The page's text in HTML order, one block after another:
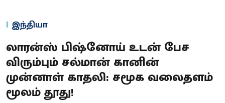
இந்தியா
லாரன்ஸ் பிஷ்னோய் உடன் பேச
விரும்பும் சல்மான் கானின்
முன்னாள் காதலி: சமூக வலைதளம்
மூலம் தூது!